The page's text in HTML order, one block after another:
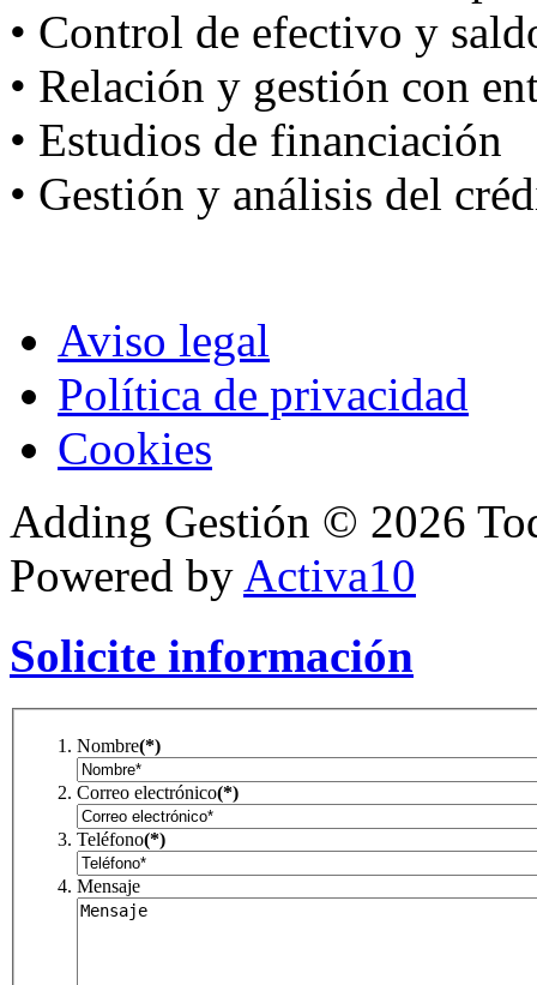
• Control de efectivo y
• Relación y gestión con
• Estudios de financiación
• Gestión y análisis del
Aviso legal
Política de privacidad
Cookies
Adding Gestión © 2026
Powered by Activa10
Solicite información
Nombre(*)
Correo electrónico(*)
Teléfono(*)
Mensaje